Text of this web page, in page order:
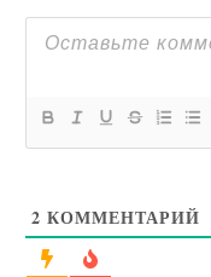
2 КОММЕНТАРИЙ